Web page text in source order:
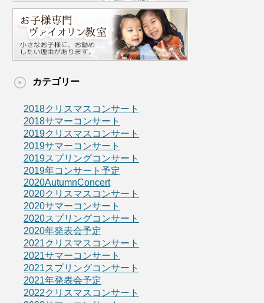
カテゴリー
2018クリスマスコンサート
2018サマーコンサート
2019クリスマスコンサート
2019サマーコンサート
2019スプリングコンサート
2019年コンサート予定
2020AutumnConcert
2020クリスマスコンサート
2020サマーコンサート
2020スプリングコンサート
2020年発表会予定
2021クリスマスコンサート
2021サマーコンサート
2021スプリングコンサート
2021年発表会予定
2022クリスマスコンサート